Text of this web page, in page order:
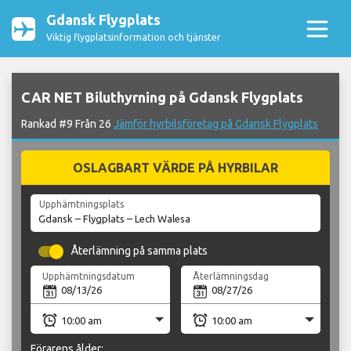
Gdansk Flygplats
Viktig flygplatsinformation och tjänster
CAR NET Biluthyrning på Gdansk Flygplats
Rankad #9 Från 26 Jämför hyrbilsföretag på Gdansk Flygplats
OSLAGBART VÄRDE PÅ HYRBILAR
Upphämtningsplats
Återlämning på samma plats
Upphämtningsdatum Återlämningsdag